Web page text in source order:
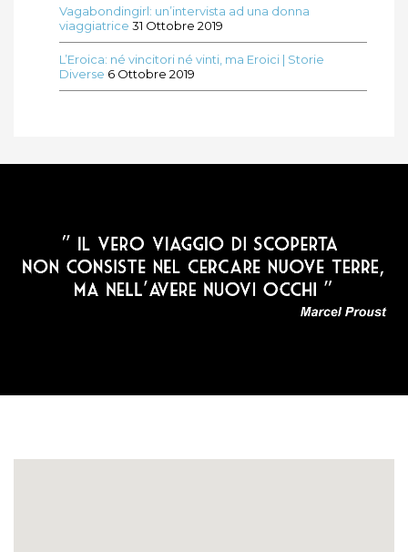
Vagabondingirl: un’intervista ad una donna
viaggiatrice 31 Ottobre 2019
L’Eroica: né vincitori né vinti, ma Eroici | Storie
Diverse 6 Ottobre 2019